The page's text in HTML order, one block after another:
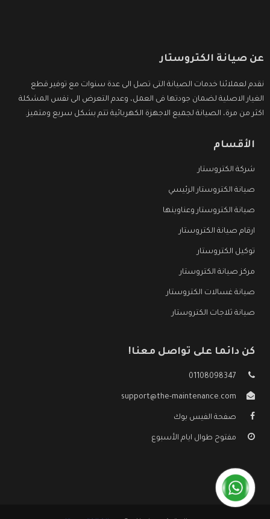
عن صيانة الكتروستار
نقدم لعملائنا خدمات الصيانة التى تصل الى عدة سنوات مع توفير قطع
الغيار الاصلية لضمان جودتها فى العمل، وعدم التعرض الى نفس المشكلة
اكثر من مرة، الصيانة لجميع الاجهزة الكهربائية تتم بشكل سريع ومتميز.
الأقسام
شركة الكتروستار
صيانة الكتروستار الرئيسي
صيانة الكتروستار وعناوينها
ارقام صيانة الكتروستار
توكيل الكتروستار
مركز صيانة الكتروستار
صيانة غسالات الكتروستار
صيانة ثلاجات الكتروستار
كن دائما على تواصل معنا!
01108098347
support@the-maintenance.com
صفحة الفيس بوك
مفتوح طوال ايام الأسبوع